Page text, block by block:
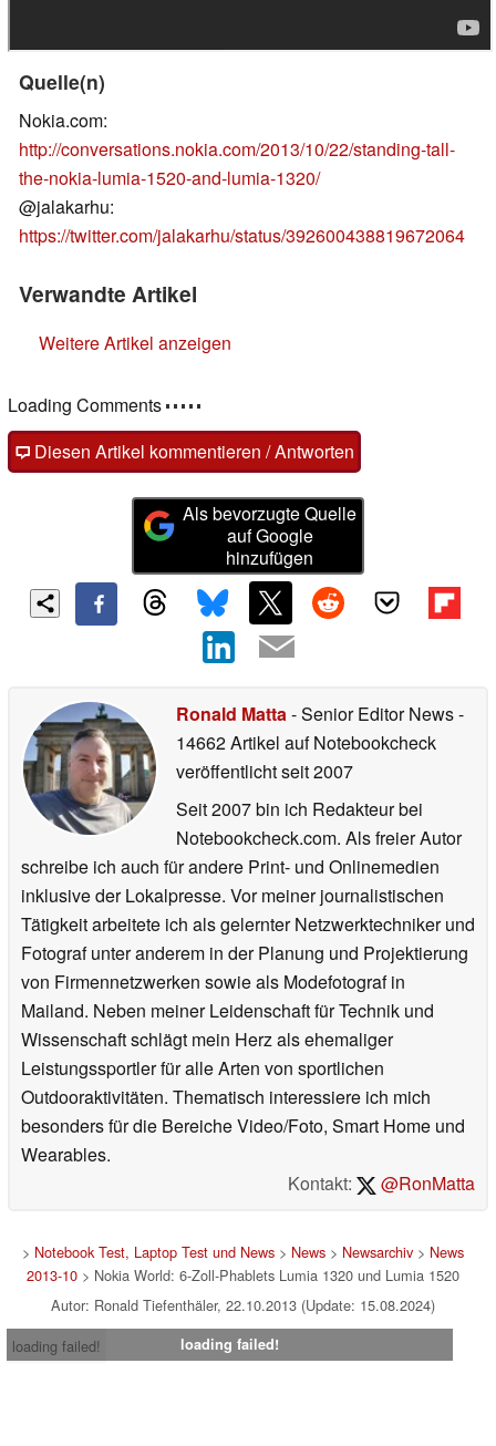
Quelle(n)
Nokia.com:
http://conversations.nokia.com/2013/10/22/standing-tall-
the-nokia-lumia-1520-and-lumia-1320/
@jalakarhu:
https://twitter.com/jalakarhu/status/392600438819672064
Verwandte Artikel
Weitere Artikel anzeigen
Loading Comments
Diesen Artikel kommentieren / Antworten
Als bevorzugte Quelle
auf Google
hinzufügen
Ronald Matta- Senior Editor News-
14662 Artikel auf Notebookcheck
veröffentlichtseit 2007
Seit 2007 bin ich Redakteur bei
Notebookcheck.com. Als freier Autor
schreibe ich auch für andere Print- und Onlinemedien
inklusive der Lokalpresse. Vor meiner journalistischen
Tätigkeit arbeitete ich als gelernter Netzwerktechniker und
Fotograf unter anderem in der Planung und Projektierung
von Firmennetzwerken sowie als Modefotograf in
Mailand. Neben meiner Leidenschaft für Technik und
Wissenschaft schlägt mein Herz als ehemaliger
Leistungssportler für alle Arten von sportlichen
Outdooraktivitäten. Thematisch interessiere ich mich
besonders für die Bereiche Video/Foto, Smart Home und
Wearables.
Kontakt:
@RonMatta
> Notebook Test, Laptop Test und News> News> Newsarchiv> News
2013-10> Nokia World: 6-Zoll-Phablets Lumia 1320 und Lumia 1520
Autor: Ronald Tiefenthäler, 22.10.2013 (Update: 15.08.2024)
loading failed!
loading failed!